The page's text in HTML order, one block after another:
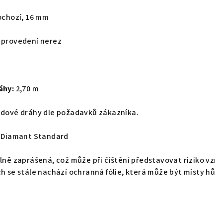
16 mm
nerez
2,70 m
dráhy dle požadavků zákazníka.
Standard
zaprášená, což může při čištění představovat riziko
se stále nachází ochranná fólie, která může být místy